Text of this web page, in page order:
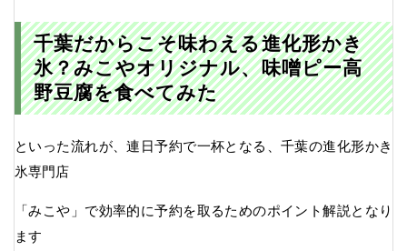
千葉だからこそ味わえる進化形かき
氷？みこやオリジナル、味噌ピー高
野豆腐を食べてみた
といった流れが、連日予約で一杯となる、千葉の進化形かき
氷専門店
「みこや」で効率的に予約を取るためのポイント解説となり
ます